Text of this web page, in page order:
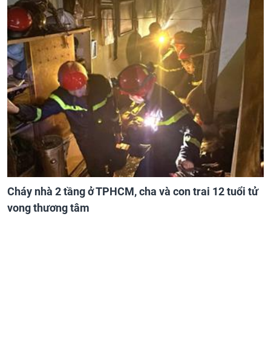
Cháy nhà 2 tầng ở TPHCM, cha và con trai 12 tuổi tử
vong thương tâm